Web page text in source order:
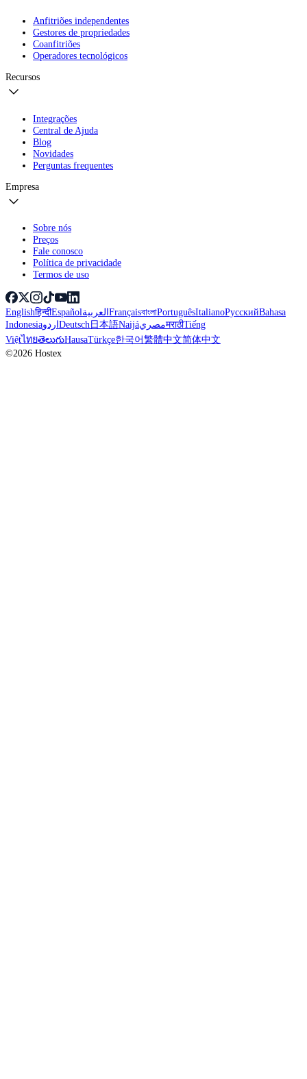
Anfitriões independentes
Gestores de propriedades
Coanfitriões
Operadores tecnológicos
Recursos
Integrações
Central de Ajuda
Blog
Novidades
Perguntas frequentes
Empresa
Sobre nós
Preços
Fale conosco
Política de privacidade
Termos de uso
Englishहिन्दीEspañolالعربيةFrançaisবাংলাPortuguêsItalianoРусскийBahasa
IndonesiaاردوDeutsch日本語NaijáمصريमराठीTiếng
ViệtไทยతెలుగుHausaTürkçe한국어繁體中文简体中文
©2026 Hostex